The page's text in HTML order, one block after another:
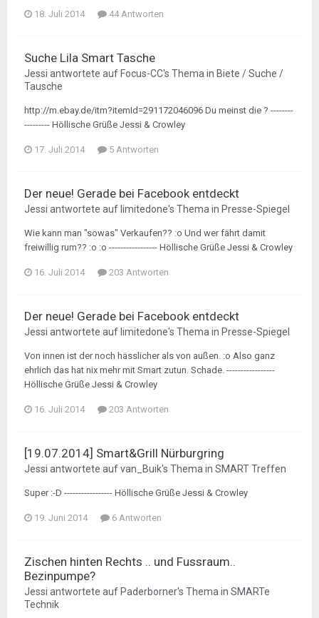
18. Juli 2014 44 Antworten
Suche Lila Smart Tasche
Jessi antwortete auf Focus-CC's Thema in Biete / Suche /
Tausche
http://m.ebay.de/itm?itemId=291172046096 Du meinst die ? --------
--------- Höllische Grüße Jessi & Crowley
17. Juli 2014 5 Antworten
Der neue! Gerade bei Facebook entdeckt
Jessi antwortete auf limitedone's Thema in Presse-Spiegel
Wie kann man "sowas" Verkaufen?? :o Und wer fährt damit
freiwillig rum?? :o :o ----------------- Höllische Grüße Jessi & Crowley
16. Juli 2014 203 Antworten
Der neue! Gerade bei Facebook entdeckt
Jessi antwortete auf limitedone's Thema in Presse-Spiegel
Von innen ist der noch hässlicher als von außen. :o Also ganz
ehrlich das hat nix mehr mit Smart zutun. Schade. -----------------
Höllische Grüße Jessi & Crowley
16. Juli 2014 203 Antworten
[19.07.2014] Smart&Grill Nürburgring
Jessi antwortete aufvan_Buik's Thema in SMART Treffen
Super :-D ----------------- Höllische Grüße Jessi & Crowley
19. Juni 2014 6 Antworten
Zischen hinten Rechts .. und Fussraum..
Bezinpumpe?
Jessi antwortete auf Paderborner's Thema in SMARTe
Technik